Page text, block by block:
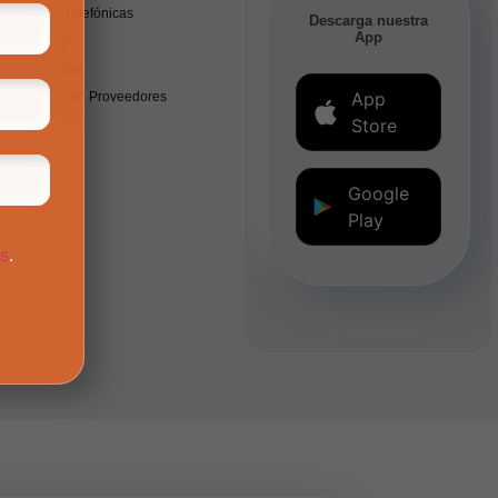
Líneas Telefónicas
PQRSFA
Inscripción Proveedores
Descarga nuestra
App
App
Store
Google
Play
.